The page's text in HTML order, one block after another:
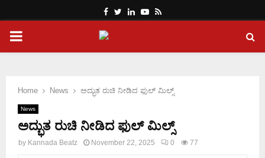
Facebook
Twitter
LinkedinYoutube
Rss
PRIMARY
Home News ಅದ್ಭುತ ರುಚಿ ನೀಡಿದ ಫುಲ್ ಮಿಲ್ಸ್
News
ಅದ್ಭುತ ರುಚಿ ನೀಡಿದ ಫುಲ್ ಮಿಲ್ಸ್
by Kannada Beatz November 22, 2025 0 77